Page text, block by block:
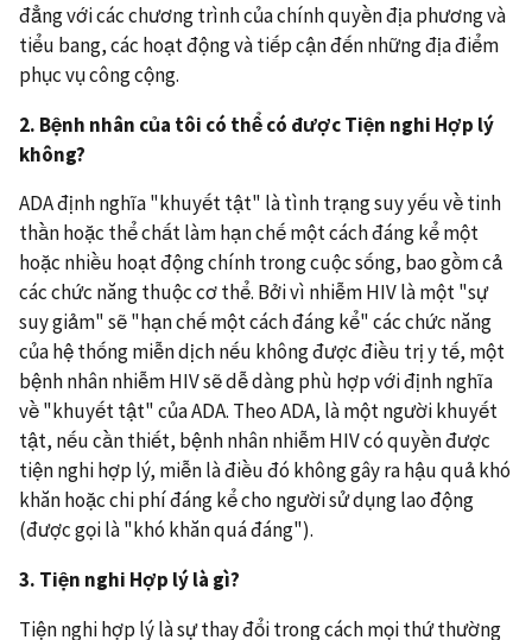
đẳng với các chương trình của chính quyền địa phương và
tiểu bang, các hoạt động và tiếp cận đến những địa điểm
phục vụ công cộng.
2. Bệnh nhân của tôi có thể có đượcTiện nghi Hợp lý
không?
ADA định nghĩa "khuyết tật" là tình trạng suy yếu về tinh
thần hoặc thể chất làm hạn chế một cách đáng kể một
hoặc nhiều hoạt động chính trong cuộc sống, bao gồm cả
các chức năng thuộc cơ thể. Bởi vì nhiễm HIV là một "sự
suy giảm" sẽ "hạn chế một cách đáng kể" các chức năng
của hệ thống miễn dịch nếu không được điều trị y tế, một
bệnh nhân nhiễm HIV sẽ dễ dàng phù hợp với định nghĩa
về "khuyết tật" của ADA. Theo ADA, là một người khuyết
tật, nếu cần thiết, bệnh nhân nhiễm HIV có quyền được
tiện nghi hợp lý, miễn là điều đó không gây ra hậu quả khó
khăn hoặc chi phí đáng kể cho người sử dụng lao động
(được gọi là "khó khăn quá đáng").
3. Tiện nghi Hợp lý là gì?
Tiện nghi hợp lý là sự thay đổi trong cách mọi thứ thường